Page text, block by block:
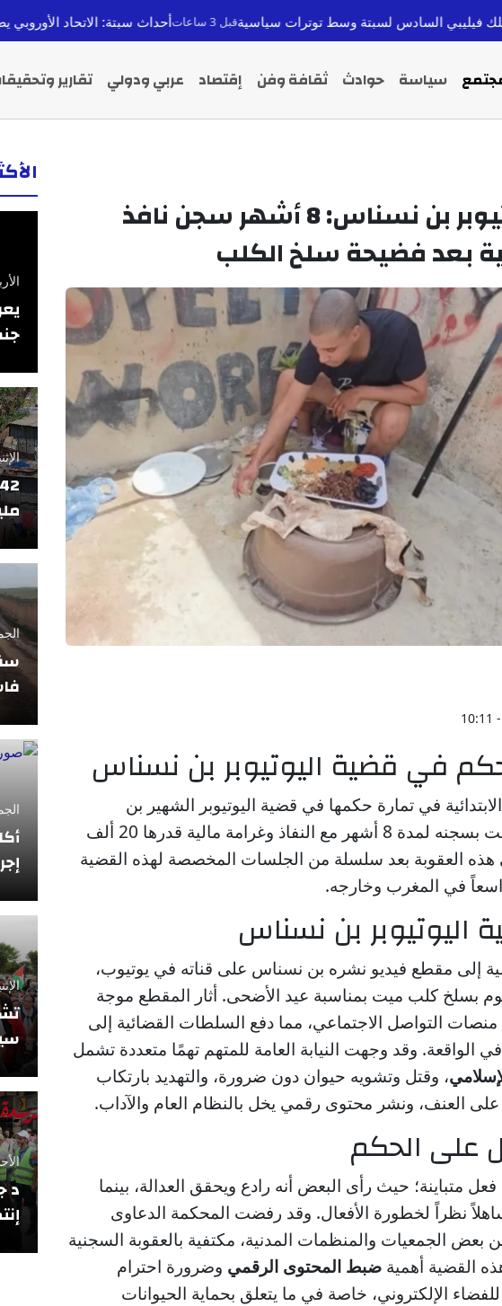
لسبتة وسط توترات سياسيةقبل 3 ساعات أحداث سبتة: الاتحاد الأوروبي يطلب من ميتا
سياسة حوادث ثقافة وفن إقتصاد عربي ودولي تقارير
قضية اليوتيوبر بن نسناس: 8 أشهر سجن نافذ
بعد فضيحة سلخ الكلب
في قضية اليوتيوبر بن نسناس
في تمارة حكمها في قضية اليوتيوبر الشهير بن
نسناس، حيث قضت بسجنه لمدة 8 أشهر مع النفاذ وغرامة مالية قدرها 20 ألف
هذه العقوبة بعد سلسلة من الجلسات المخصصة لهذه القضية
في المغرب وخارجه.
اليوتيوبر بن نسناس
إلى مقطع فيديو نشره بن نسناس على قناته في يوتيوب،
بسلخ كلب ميت بمناسبة عيد الأضحى. أثار المقطع موجة
التواصل الاجتماعي، مما دفع السلطات القضائية إلى
الواقعة. وقد وجهت النيابة العامة للمتهم تهمًا متعددة تشمل
، وقتل وتشويه حيوان دون ضرورة، والتهديد بارتكاب
العنف، ونشر محتوى رقمي يخل بالنظام العام والآداب.
على الحكم
متباينة؛ حيث رأى البعض أنه رادع ويحقق العدالة، بينما
نظراً لخطورة الأفعال. وقد رفضت المحكمة الدعاوى
بعض الجمعيات والمنظمات المدنية، مكتفية بالعقوبة السجنية
القضية أهمية ضبط المحتوى الرقمي وضرورة احترام
الإلكتروني، خاصة في ما يتعلق بحماية الحيوانات
الأربعاء 26
الإثنين 17
الجمعة 11
الجمعة 12
الإثنين 10
الأحد 5 أكتوبر
د